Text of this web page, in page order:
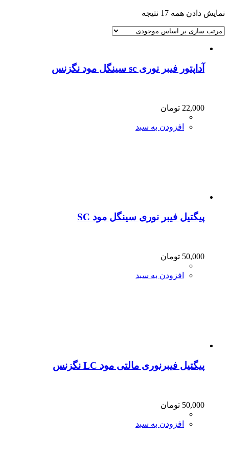
نمایش دادن همه 17 نتیجه
آداپتور فیبر نوری sc سینگل مود نگزنس
22,000 تومان
افزودن به سبد
پیگتیل فیبر نوری سینگل مود SC
50,000 تومان
افزودن به سبد
پیگتیل فیبرنوری مالتی مود LC نگزنس
50,000 تومان
افزودن به سبد